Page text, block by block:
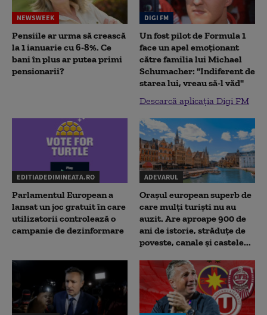
NEWSWEEK
Pensiile ar urma să crească
la 1 ianuarie cu 6-8%. Ce
bani în plus ar putea primi
pensionarii?
DIGI FM
Un fost pilot de Formula 1
face un apel emoționant
către familia lui Michael
Schumacher: "Indiferent de
starea lui, vreau să-l văd"
Descarcă aplicația Digi FM
EDITIADEDIMINEATA.RO
Parlamentul European a
lansat un joc gratuit în care
utilizatorii controlează o
campanie de dezinformare
ADEVARUL
Orașul european superb de
care mulți turiști nu au
auzit. Are aproape 900 de
ani de istorie, străduțe de
poveste, canale și castele...